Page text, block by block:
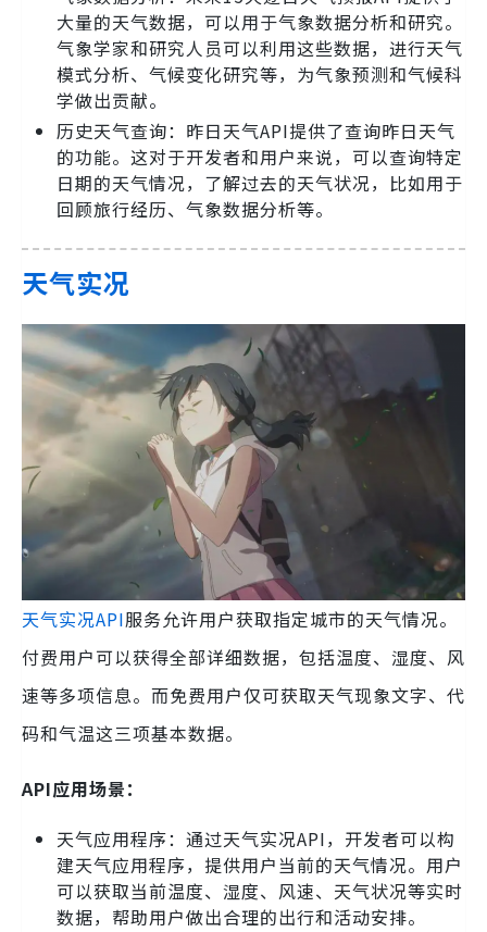
大量的天气数据，可以用于气象数据分析和研究。
气象学家和研究人员可以利用这些数据，进行天气
模式分析、气候变化研究等，为气象预测和气候科
学做出贡献。
历史天气查询：昨日天气API提供了查询昨日天气
的功能。这对于开发者和用户来说，可以查询特定
日期的天气情况，了解过去的天气状况，比如用于
回顾旅行经历、气象数据分析等。
天气实况
天气实况API服务允许用户获取指定城市的天气情况。
付费用户可以获得全部详细数据，包括温度、湿度、风
速等多项信息。而免费用户仅可获取天气现象文字、代
码和气温这三项基本数据。
API应用场景：
天气应用程序：通过天气实况API，开发者可以构
建天气应用程序，提供用户当前的天气情况。用户
可以获取当前温度、湿度、风速、天气状况等实时
数据，帮助用户做出合理的出行和活动安排。